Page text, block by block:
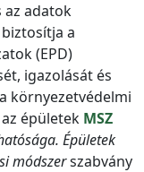
az adatok
a
(EPD)
igazolását és
környezetvédelmi
épületek MSZ
Épületek
módszerszabvány